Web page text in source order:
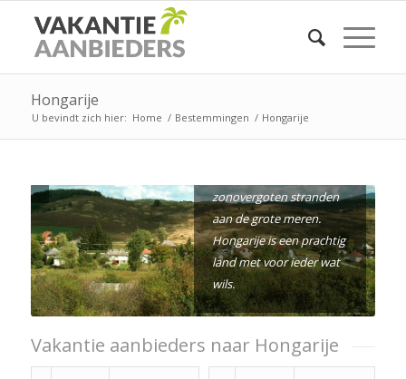
Hongarije
U bevindt zich hier: Home / Bestemmingen / Hongarije
Barokke steden, rijke
zonovergoten stranden
aan de grote meren.
Hongarije is een prachtig
land met voor ieder wat
wils.
Vakantie aanbieders naar Hongarije